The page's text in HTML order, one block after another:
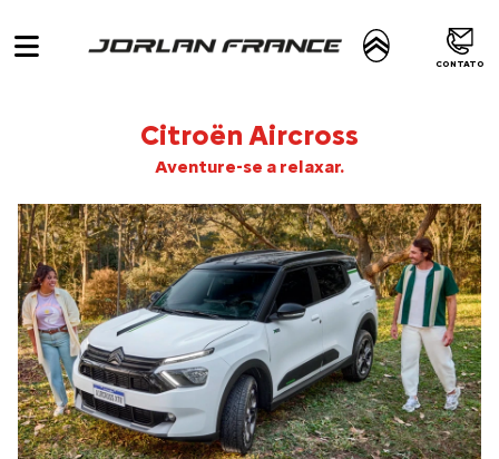
CONTATO
Citroën Aircross
Aventure-se a relaxar.